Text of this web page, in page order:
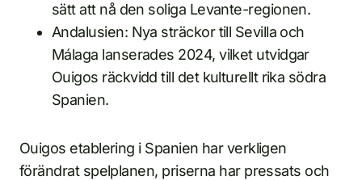
sätt att nå den soliga Levante-regionen.
Andalusien: Nya sträckor till Sevilla och
Málaga lanserades 2024, vilket utvidgar
Ouigos räckvidd till det kulturellt rika södra
Spanien.
Ouigos etablering i Spanien har verkligen
förändrat spelplanen, priserna har pressats och